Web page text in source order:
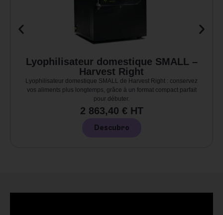
Lyophilisateur domestique SMALL –
Harvest Right
Lyophilisateur domestique SMALL de Harvest Right : conservez
vos aliments plus longtemps, grâce à un format compact parfait
pour débuter.
2 863,40 € HT
Descubro